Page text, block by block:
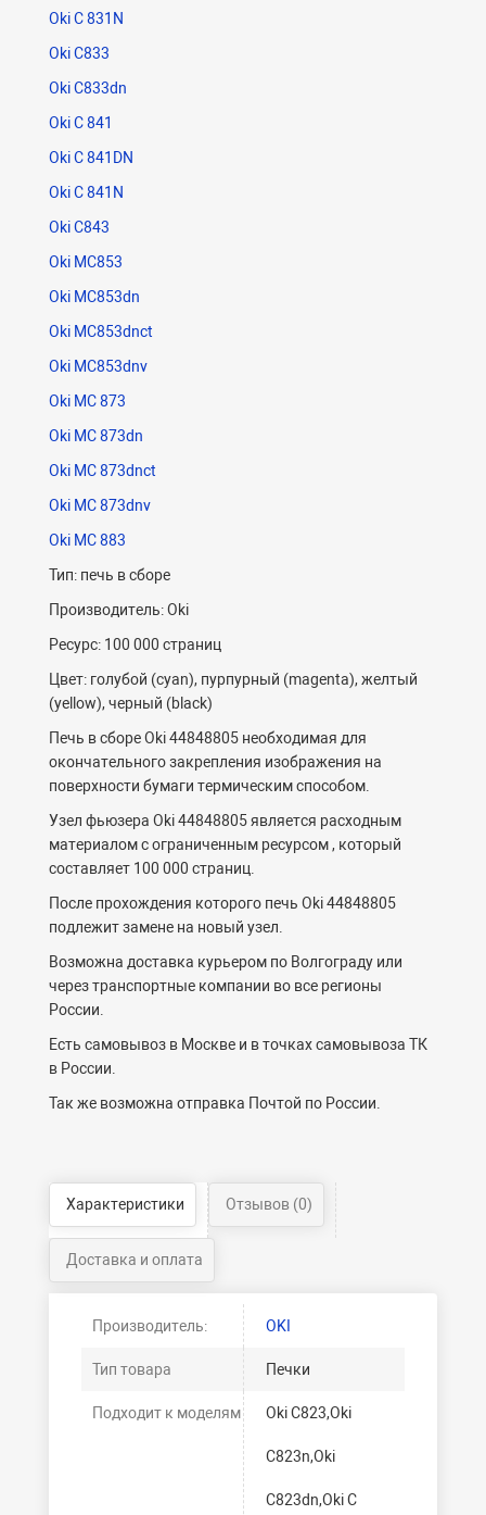
Oki C 831N
Oki C833
Oki C833dn
Oki C 841
Oki C 841DN
Oki C 841N
Oki C843
Oki MC853
Oki MC853dn
Oki MC853dnct
Oki MC853dnv
Oki MC 873
Oki MC 873dn
Oki MC 873dnct
Oki MC 873dnv
Oki MC 883
Тип: печь в сборе
Производитель: Oki
Ресурс: 100 000 страниц
Цвет: голубой (cyan), пурпурный (magenta), желтый
(yellow), черный (black)
Печь в сборе Oki 44848805 необходимая для
окончательного закрепления изображения на
поверхности бумаги термическим способом.
Узел фьюзера Oki 44848805 является расходным
материалом с ограниченным ресурсом , который
составляет 100 000 страниц.
После прохождения которого печь Oki 44848805
подлежит замене на новый узел.
Возможна доставка курьером по Волгограду или
через транспортные компании во все регионы
России.
Есть самовывоз в Москве и в точках самовывоза ТК
в России.
Так же возможна отправка Почтой по России.
Характеристики Отзывов (0)
Доставка и оплата
Производитель: OKI
Тип товара Печки
Подходит к моделям Oki C823,Oki
C823n,Oki
C823dn,Oki C